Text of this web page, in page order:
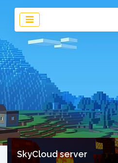
SkyCloud server